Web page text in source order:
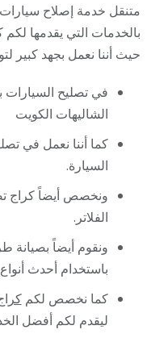
متنقل خدمة إصلاح
بالخدمات التي يقدمها لكم
حيث أننا نعمل بجهد كبير
في تصليح السيارات
الشاليهات الكويت
كما أننا نعمل في
السيارة.
ونخصص أيضاً كراج
الفلاتر.
ونقوم أيضاً بصيانة
باستخدام أحدث
كما نخصص لكم
ليقدم لكم أفضل